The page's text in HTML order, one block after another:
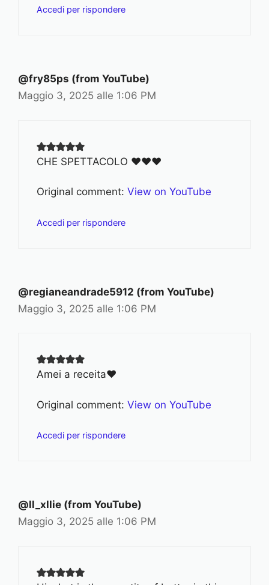
Accedi per rispondere
@fry85ps (from YouTube)
Maggio 3, 2025 alle 1:06 PM
CHE SPETTACOLO ❤❤❤
Original comment: View on YouTube
Accedi per rispondere
@regianeandrade5912 (from YouTube)
Maggio 3, 2025 alle 1:06 PM
Amei a receita❤
Original comment: View on YouTube
Accedi per rispondere
@ll_xllie (from YouTube)
Maggio 3, 2025 alle 1:06 PM